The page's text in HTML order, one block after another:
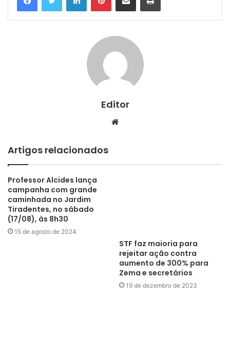
Editor
Website
Artigos relacionados
Professor Alcides lança
campanha com grande
caminhada no Jardim
Tiradentes, no sábado
(17/08), às 8h30
15 de agosto de 2024
Ciro Gomes chama Camilo
Santana de ‘maior traidor
da história’
21 de novembro de 2023